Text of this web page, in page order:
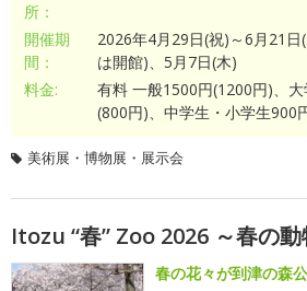
所：
開催期
間：
2026年4月29日(祝)～6月21日
は開館)、5月7日(木)
料金:
有料 一般1500円(1200円)、
(800円)、中学生・小学生900
美術展・博物展・展示会
Itozu “春” Zoo 2026 ～春の動
春の花々が到津の森